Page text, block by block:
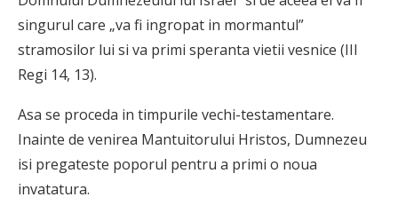
singurul care „va fi ingropat in mormantul”
stramosilor lui si va primi speranta vietii vesnice (III
Regi 14, 13).
Asa se proceda in timpurile vechi-testamentare.
Inainte de venirea Mantuitorului Hristos, Dumnezeu
isi pregateste poporul pentru a primi o noua
invatatura.